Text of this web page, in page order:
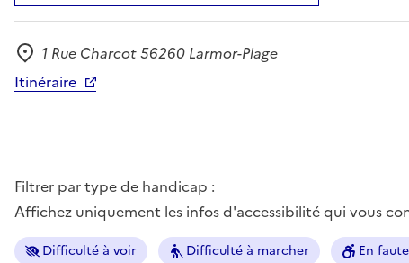
Adresse
1 Rue Charcot 56260 Larmor-Plage
Itinéraire
Filtrer par type de handicap :
Affichez uniquement les infos d'accessibilité qui vous
Difficulté à voir Difficulté à marcher En